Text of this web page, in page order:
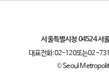
서울특별시청 04524 서
대표전화:02-120또는02-
© Seoul